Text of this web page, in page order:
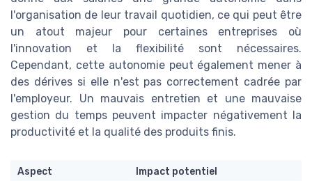
l'organisation de leur travail quotidien, ce qui peut être
un atout majeur pour certaines entreprises où
l'innovation et la flexibilité sont nécessaires.
Cependant, cette autonomie peut également mener à
des dérives si elle n'est pas correctement cadrée par
l'employeur. Un mauvais entretien et une mauvaise
gestion du temps peuvent impacter négativement la
productivité et la qualité des produits finis.
Aspect
Impact potentiel